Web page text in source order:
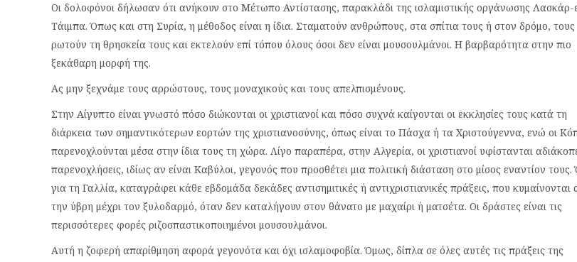
Οι δολοφόνοι δήλωσαν ότι ανήκουν στο Μέτωπο Αντίστασης, παρακλάδι της ισλαμιστικής οργάνωσης Λασκάρ-
Τάιμπα. Όπως και στη Συρία, η μέθοδος είναι η ίδια. Σταματούν ανθρώπους, στα σπίτια τους ή στον δρόμο, τους
ρωτούν τη θρησκεία τους και εκτελούν επί τόπου όλους όσοι δεν είναι μουσουλμάνοι. Η βαρβαρότητα στην πιο
ξεκάθαρη μορφή της.
Ας μην ξεχνάμε τους αρρώστους, τους μοναχικούς και τους απελπισμένους.
Στην Αίγυπτο είναι γνωστό πόσο διώκονται οι χριστιανοί και πόσο συχνά καίγονται οι εκκλησίες τους κατά τη
διάρκεια των σημαντικότερων εορτών της χριστιανοσύνης, όπως είναι το Πάσχα ή τα Χριστούγεννα, ενώ οι
παρενοχλούνται μέσα στην ίδια τους τη χώρα. Λίγο παραπέρα, στην Αλγερία, οι χριστιανοί υφίστανται
παρενοχλήσεις, ιδίως αν είναι Καβύλοι, γεγονός που προσθέτει μια πολιτική διάσταση στο μίσος εναντίον τους.
για τη Γαλλία, καταγράφει κάθε εβδομάδα δεκάδες αντισημιτικές ή αντιχριστιανικές πράξεις, που κυμαίνονται
την ύβρη μέχρι τον ξυλοδαρμό, όταν δεν καταλήγουν στον θάνατο με μαχαίρι ή ματσέτα. Οι δράστες είναι τις
περισσότερες φορές ριζοσπαστικοποιημένοι μουσουλμάνοι.
Αυτή η ζοφερή απαρίθμηση αφορά γεγονότα και όχι ισλαμοφοβία. Όμως, δίπλα σε όλες αυτές τις πράξεις της